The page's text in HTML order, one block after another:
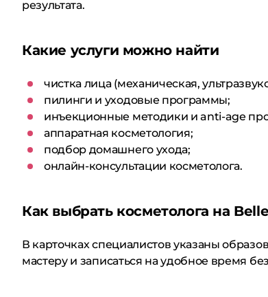
результата.
Какие услуги можно найти
чистка лица (механическая,
пилинги и уходовые программы;
инъекционные методики и anti-age
аппаратная косметология;
подбор домашнего ухода;
онлайн-консультации косметолога.
Как выбрать косметолога на
В карточках специалистов указаны
мастеру и записаться на удобное время